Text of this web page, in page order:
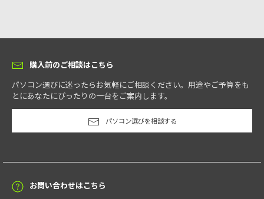
購入前のご相談はこちら
パソコン選びに迷ったらお気軽にご相談ください。用途やご予算をも
とにあなたにぴったりの一台をご案内します。
パソコン選びを相談する
お問い合わせはこちら